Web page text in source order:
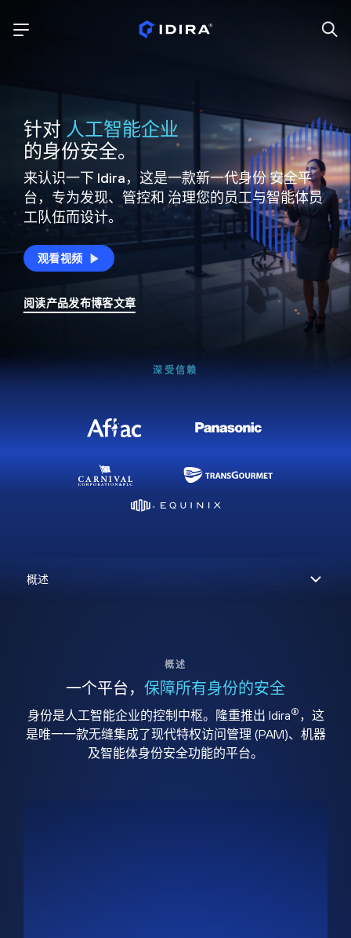
针对 人工智能企业
的身份安全。
来认识一下 Idira，这是一款新一代身份安全平
台，专为发现、管控和 治理您的员工与智能体员
工队伍而设计。
观看视频
阅读产品发布博客文章
深受信赖
概述
一个平台， 保障所有身份的安全
身份是人工智能企业的控制中枢。隆重推出 Idira® ，这
是唯一一款无缝集成了现代特权访问管理 (PAM)、机器
及智能体身份安全功能的平台。